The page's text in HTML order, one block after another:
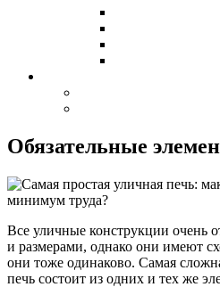
Обязательные
Все уличные конструкции очень
и размерами, однако они имеют
они тоже одинаково. Самая
печь состоит из одних и тех же